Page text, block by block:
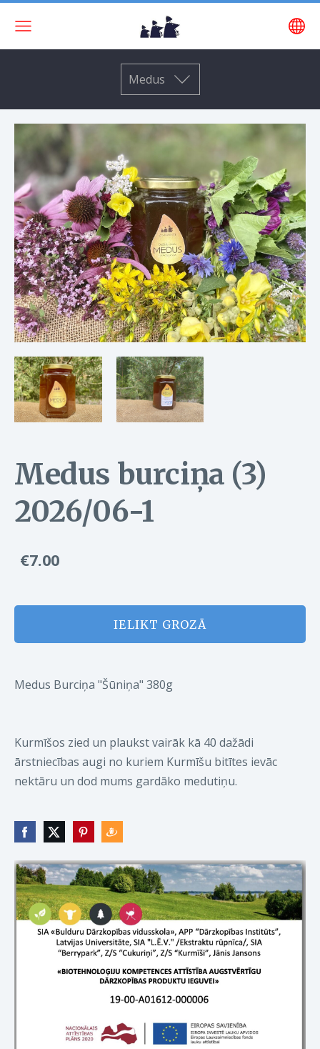
Medus
Medus burciņa (3)
2026/06-1
€7.00
IELIKT GROZĀ
Medus Burciņa "Šūniņa" 380g
Kurmīšos zied un plaukst vairāk kā 40 dažādi
ārstniecības augi no kuriem Kurmīšu bitītes ievāc
nektāru un dod mums gardāko medutiņu.